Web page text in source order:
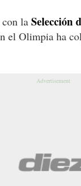
la Selección
el Olimpia ha